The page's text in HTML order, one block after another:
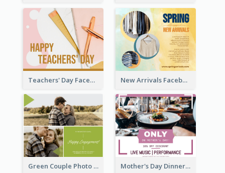
Teachers' Day Facebook Post With Pink And Orange Decorations New Arrivals Facebook Post With Photos Of Products
Green Couple Photo Happy Engagement Facebook Post Mother's Day Dinner Discount Facebook Post